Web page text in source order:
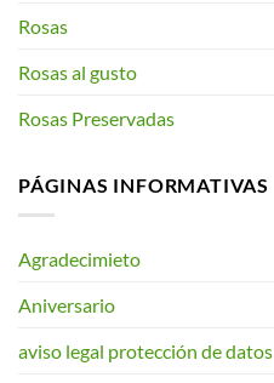
Rosas
Rosas al gusto
Rosas Preservadas
PÁGINAS INFORMATIVAS
Agradecimieto
Aniversario
aviso legal protección de datos